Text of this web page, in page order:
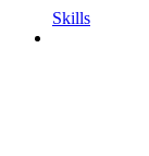
Skills